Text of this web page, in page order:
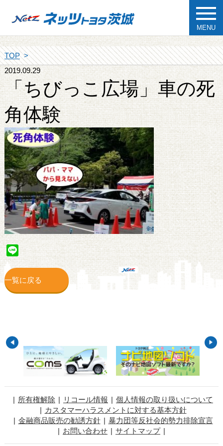
MENU
TOP
2019.09.29
「ちびっこ広場」車の死
角体験
Line
一覧に戻る
所有権解除 リコール情報
個人情報の取り扱いについて
カスタマーハラスメントに対する基本方針
金融商品販売の勧誘方針
暴力団等反社会的勢力排除宣言
お問い合わせ
サイトマップ